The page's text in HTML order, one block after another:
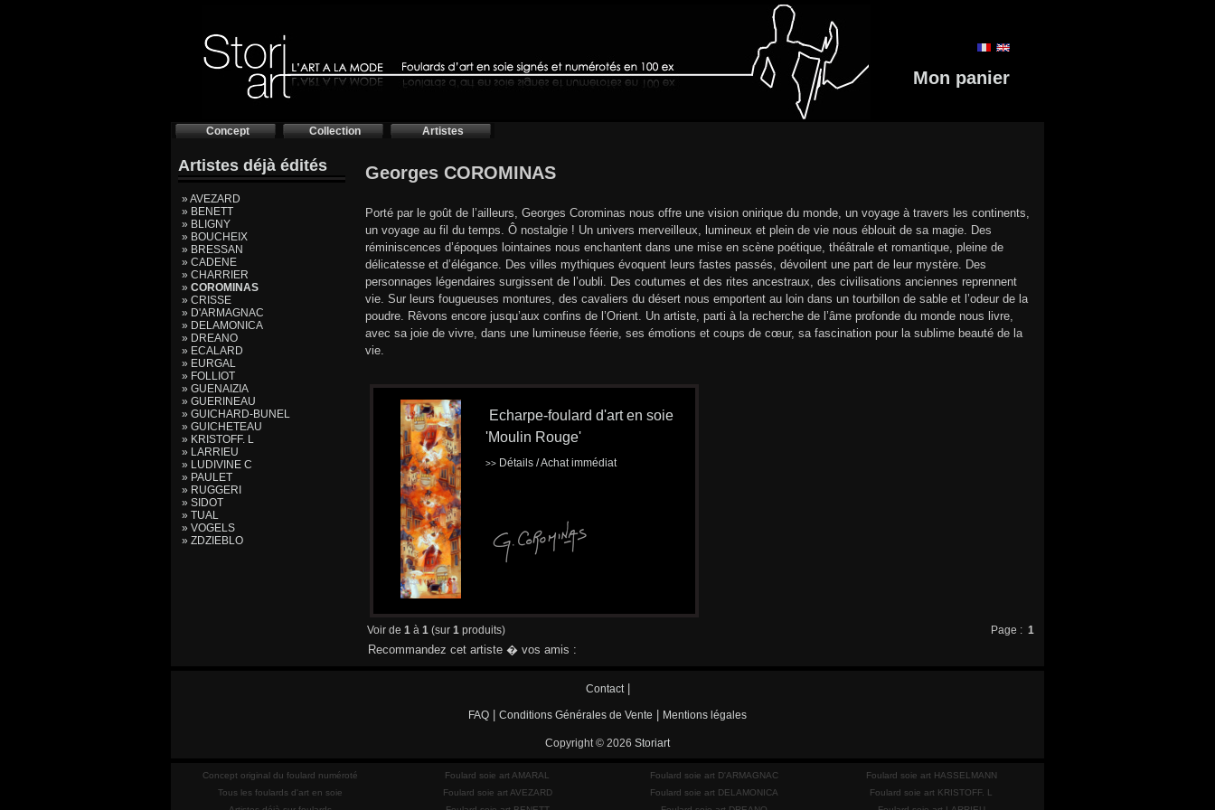
Mon panier
Concept Collection Artistes
Artistes déjà édités
» AVEZARD
» BENETT
» BLIGNY
» BOUCHEIX
» BRESSAN
» CADENE
» CHARRIER
» COROMINAS
» CRISSE
» D'ARMAGNAC
» DELAMONICA
» DREANO
» ECALARD
» EURGAL
» FOLLIOT
» GUENAIZIA
» GUERINEAU
» GUICHARD-BUNEL
» GUICHETEAU
» KRISTOFF. L
» LARRIEU
» LUDIVINE C
» PAULET
» RUGGERI
» SIDOT
» TUAL
» VOGELS
» ZDZIEBLO
Georges COROMINAS
Porté par le goût de l’ailleurs, Georges Corominas nous offre une vision onirique du monde, un voyage à travers les continents,
un voyage au fil du temps. Ô nostalgie ! Un univers merveilleux, lumineux et plein de vie nous éblouit de sa magie. Des
réminiscences d’époques lointaines nous enchantent dans une mise en scène poétique, théâtrale et romantique, pleine de
délicatesse et d’élégance. Des villes mythiques évoquent leurs fastes passés, dévoilent une part de leur mystère. Des
personnages légendaires surgissent de l’oubli. Des coutumes et des rites ancestraux, des civilisations anciennes reprennent
vie. Sur leurs fougueuses montures, des cavaliers du désert nous emportent au loin dans un tourbillon de sable et l’odeur de la
poudre. Rêvons encore jusqu’aux confins de l’Orient. Un artiste, parti à la recherche de l’âme profonde du monde nous livre,
avec sa joie de vivre, dans une lumineuse féerie, ses émotions et coups de cœur, sa fascination pour la sublime beauté de la
vie.
Echarpe-foulard d'art en soie
'Moulin Rouge'
>> Détails / Achat immédiat
Voir de 1 à 1 (sur 1 produits) Page : 1
Recommandez cet artiste � vos amis :
Contact|
FAQ Conditions Générales de Vente Mentions légales
Copyright © 2026 Storiart
Concept original du foulard numéroté
Tous les foulards d'art en soie
Foulard soie art AMARAL
Foulard soie art AVEZARD
Foulard soie art D'ARMAGNAC
Foulard soie art DELAMONICA
Foulard soie art HASSELMANN
Foulard soie art KRISTOFF. L